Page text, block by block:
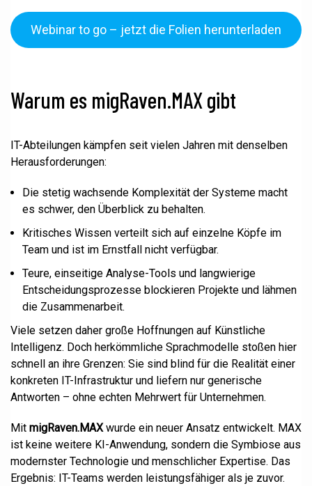
Webinar to go – jetzt die Folien herunterladen
Warum es migRaven.MAX gibt
IT-Abteilungen kämpfen seit vielen Jahren mit denselben
Herausforderungen:
Die stetig wachsende Komplexität der Systeme macht
es schwer, den Überblick zu behalten.
Kritisches Wissen verteilt sich auf einzelne Köpfe im
Team und ist im Ernstfall nicht verfügbar.
Teure, einseitige Analyse-Tools und langwierige
Entscheidungsprozesse blockieren Projekte und lähmen
die Zusammenarbeit.
Viele setzen daher große Hoffnungen auf Künstliche
Intelligenz. Doch herkömmliche Sprachmodelle stoßen hier
schnell an ihre Grenzen: Sie sind blind für die Realität einer
konkreten IT-Infrastruktur und liefern nur generische
Antworten – ohne echten Mehrwert für Unternehmen.
Mit migRaven.MAXwurde ein neuer Ansatz entwickelt. MAX
ist keine weitere KI-Anwendung, sondern die Symbiose aus
modernster Technologie und menschlicher Expertise. Das
Ergebnis: IT-Teams werden leistungsfähiger als je zuvor.